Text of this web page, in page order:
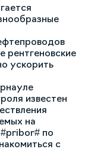
рентгеновские
ускорить
известен
на
#pribor# по
с